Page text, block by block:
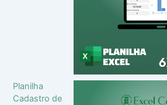
Planilha
Cadastro de